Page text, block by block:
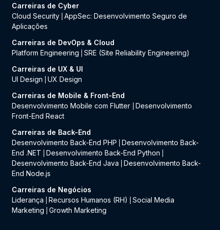
Carreiras de Cyber
Cloud Security AppSec: Desenvolvimento Seguro de
Aplicações
Carreiras de DevOps & Cloud
Platform Engineering
SRE (Site Reliability Engineering)
Carreiras de UX & UI
UI Design
UX Design
Carreiras de Mobile & Front-End
Desenvolvimento Mobile com Flutter
Desenvolvimento
Front-End React
Carreiras de Back-End
Desenvolvimento Back-End PHP
Desenvolvimento Back-
End .NET
Desenvolvimento Back-End Python
Desenvolvimento Back-End Java
Desenvolvimento Back-
End Node.js
Carreiras de Negócios
Liderança
Recursos Humanos (RH)
Social Media
Marketing
Growth Marketing